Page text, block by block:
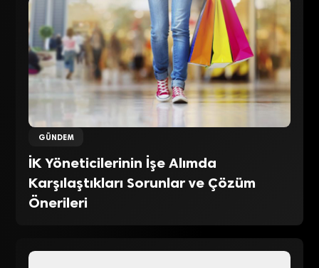
GÜNDEM
İK Yöneticilerinin İşe Alımda
Karşılaştıkları Sorunlar ve Çözüm
Önerileri